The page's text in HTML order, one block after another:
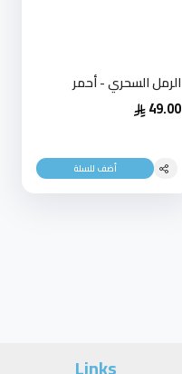
الرمل السحري - أحمر
49.00
أضف للسلة